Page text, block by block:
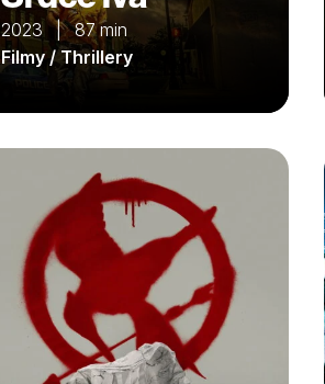
2023 | 87 min
Filmy / Thrillery